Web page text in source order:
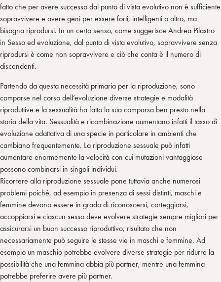
fatto che per avere successo dal punto di vista evolutivo non è sufficiente
sopravvivere e avere geni per essere forti, intelligenti o altro, ma
bisogna riprodursi. In un certo senso, come suggerisce Andrea Pilastro
in Sesso ed evoluzione, dal punto di vista evolutivo, sopravvivere senza
riprodursi è come non sopravvivere e ciò che conta è il numero di
discendenti.
Partendo da questa necessità primaria per la riproduzione, sono
comparse nel corso dell’evoluzione diverse strategie e modalità
riproduttive e la sessualità ha fatto la sua comparsa ben presto nella
storia della vita. Sessualità e ricombinazione aumentano infatti il tasso di
evoluzione adattativa di una specie in particolare in ambienti che
cambiano frequentemente. La riproduzione sessuale può infatti
aumentare enormemente la velocità con cui mutazioni vantaggiose
possono combinarsi in singoli individui.
Ricorrere alla riproduzione sessuale pone tuttavia anche numerosi
problemi poiché, ad esempio in presenza di sessi distinti, maschi e
femmine devono essere in grado di riconoscersi, corteggiarsi,
accoppiarsi e ciascun sesso deve evolvere strategie sempre migliori per
assicurarsi un buon successo riproduttivo, risultato che non
necessariamente può seguire le stesse vie in maschi e femmine. Ad
esempio un maschio potrebbe evolvere diverse strategie per ridurre la
possibilità che una femmina abbia più partner, mentre una femmina
potrebbe preferire avere più partner.